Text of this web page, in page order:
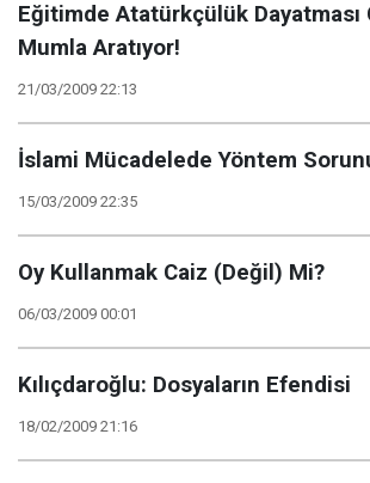
Eğitimde Atatürkçülük Dayatması
Mumla Aratıyor!
21/03/2009 22:13
İslami Mücadelede Yöntem
15/03/2009 22:35
Oy Kullanmak Caiz (Değil) Mi?
06/03/2009 00:01
Kılıçdaroğlu: Dosyaların Efendisi
18/02/2009 21:16